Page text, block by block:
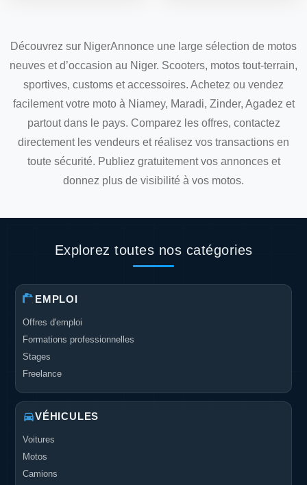
Découvrez sur NigerAnnonce une large sélection de motos
neuves et d’occasion au Niger. Scooters, motos tout-terrain,
sportives, customs et accessoires. Achetez ou vendez
facilement votre moto à Niamey, Maradi, Zinder, Agadez et
partout dans le pays. Comparez les offres, contactez
directement les vendeurs et réalisez vos transactions en
toute sécurité. Publiez gratuitement vos annonces et
donnez plus de visibilité à vos motos.
Explorez toutes nos catégories
EMPLOI
Offres d'emploi
Formations professionnelles
Stages
Freelance
VÉHICULES
Voitures
Motos
Camions